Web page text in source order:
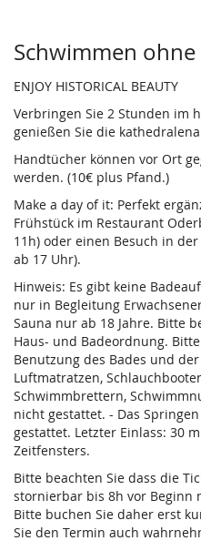
Produkte
Schwimmen ohne
ENJOY HISTORICAL BEAUTY
Verbringen Sie 2 Stunden im
genießen Sie die
Handtücher können vor Ort
werden. (10€ plus Pfand.)
Make a day of it: Perfekt
Frühstück im Restaurant
11h) oder einen Besuch in
ab 17 Uhr).
Hinweis: Es gibt keine
nur in Begleitung
Sauna nur ab 18 Jahre. Bitte
Haus- und Badeordnung.
Benutzung des Bades und
Luftmatratzen,
Schwimmbrettern,
nicht gestattet. - Das
gestattet. Letzter Einlass: 30
Zeitfensters.
Bitte beachten Sie dass die
stornierbar bis 8h vor Beginn
Bitte buchen Sie daher erst
Sie den Termin auch